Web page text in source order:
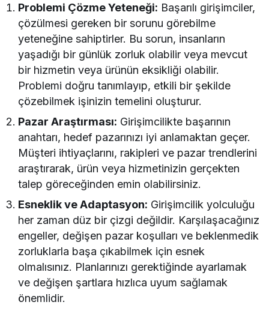
Problemi Çözme Yeteneği: Başarılı girişimciler,
çözülmesi gereken bir sorunu görebilme
yeteneğine sahiptirler. Bu sorun, insanların
yaşadığı bir günlük zorluk olabilir veya mevcut
bir hizmetin veya ürünün eksikliği olabilir.
Problemi doğru tanımlayıp, etkili bir şekilde
çözebilmek işinizin temelini oluşturur.
Pazar Araştırması: Girişimcilikte başarının
anahtarı, hedef pazarınızı iyi anlamaktan geçer.
Müşteri ihtiyaçlarını, rakipleri ve pazar trendlerini
araştırarak, ürün veya hizmetinizin gerçekten
talep göreceğinden emin olabilirsiniz.
Esneklik ve Adaptasyon: Girişimcilik yolculuğu
her zaman düz bir çizgi değildir. Karşılaşacağınız
engeller, değişen pazar koşulları ve beklenmedik
zorluklarla başa çıkabilmek için esnek
olmalısınız. Planlarınızı gerektiğinde ayarlamak
ve değişen şartlara hızlıca uyum sağlamak
önemlidir.